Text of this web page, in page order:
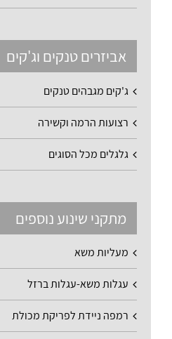
אביזרים טנקים וג'קים
ג'קים מגבהים טנקים
רצועות הרמה וקשירה
גלגלים מכל הסוגים
מתקני שינוע נוספים
מעליות משא
עגלות משא-עגלות ברזל
רמפה ניידת לפריקת מכולת